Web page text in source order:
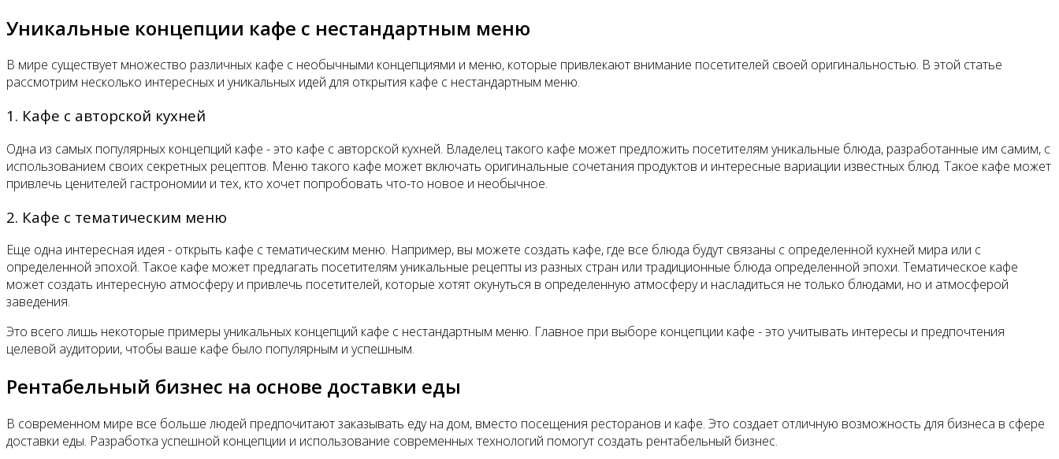
Уникальные концепции кафе с нестандартным меню
В мире существует множество различных кафе с необычными концепциями и меню, которые привлекают внимание посетителей своей оригинальностью. В этой статье
рассмотрим несколько интересных и уникальных идей для открытия кафе с нестандартным меню.
1. Кафе с авторской кухней
Одна из самых популярных концепций кафе - это кафе с авторской кухней. Владелец такого кафе может предложить посетителям уникальные блюда, разработанные им самим, с
использованием своих секретных рецептов. Меню такого кафе может включать оригинальные сочетания продуктов и интересные вариации известных блюд. Такое кафе может
привлечь ценителей гастрономии и тех, кто хочет попробовать что-то новое и необычное.
2. Кафе с тематическим меню
Еще одна интересная идея - открыть кафе с тематическим меню. Например, вы можете создать кафе, где все блюда будут связаны с определенной кухней мира или с
определенной эпохой. Такое кафе может предлагать посетителям уникальные рецепты из разных стран или традиционные блюда определенной эпохи. Тематическое кафе
может создать интересную атмосферу и привлечь посетителей, которые хотят окунуться в определенную атмосферу и насладиться не только блюдами, но и атмосферой
заведения.
Это всего лишь некоторые примеры уникальных концепций кафе с нестандартным меню. Главное при выборе концепции кафе - это учитывать интересы и предпочтения
целевой аудитории, чтобы ваше кафе было популярным и успешным.
Рентабельный бизнес на основе доставки еды
В современном мире все больше людей предпочитают заказывать еду на дом, вместо посещения ресторанов и кафе. Это создает отличную возможность для бизнеса в сфере
доставки еды. Разработка успешной концепции и использование современных технологий помогут создать рентабельный бизнес.